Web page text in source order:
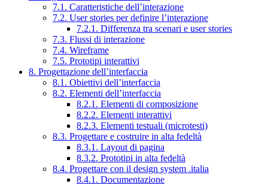
7.1. Caratteristiche dell’interazione
7.2. User stories per definire l’interazione
7.2.1. Differenza tra scenari e user stories
7.3. Flussi di interazione
7.4. Wireframe
7.5. Prototipi interattivi
8. Progettazione dell’interfaccia
8.1. Obiettivi dell’interfaccia
8.2. Elementi dell’interfaccia
8.2.1. Elementi di composizione
8.2.2. Elementi interattivi
8.2.3. Elementi testuali (microtesti)
8.3. Progettare e costruire in alta fedeltà
8.3.1. Layout di pagina
8.3.2. Prototipi in alta fedeltà
8.4. Progettare con il design system .italia
8.4.1. Documentazione